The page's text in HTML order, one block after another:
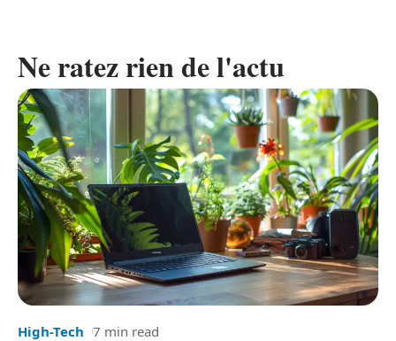
Ne ratez rien de l'actu
High-Tech 7 min read